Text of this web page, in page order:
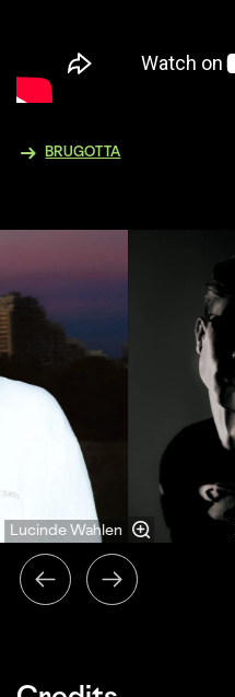
BRUGOTTA
Lucinde Wahlen